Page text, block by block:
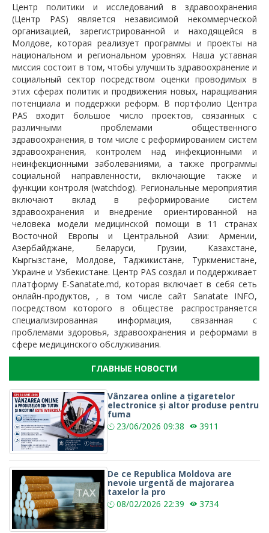
Центр политики и исследований в здравоохранения
(Центр PAS) является независимой некоммерческой
организацией, зарегистрированной и находящейся в
Молдове, которая реализует программы и проекты на
национальном и региональном уровнях. Наша уставная
миссия состоит в том, чтобы улучшить здравоохранение и
социальный сектор посредством оценки проводимых в
этих сферах политик и продвижения новых, наращивания
потенциала и поддержки реформ. В портфолио Центра
PAS входит большое число проектов, связанных с
различными проблемами общественного
здравоохранения, в том числе с реформированием систем
здравоохранения, контролем над инфекционными и
неинфекционными заболеваниями, а также программы
социальной направленности, включающие также и
функции контроля (watchdog). Региональные мероприятия
включают вклад в реформирование систем
здравоохранения и внедрение ориентированной на
человека модели медицинской помощи в 11 странах
Восточной Европы и Центральной Азии: Армении,
Азербайджане, Беларуси, Грузии, Казахстане,
Кыргызстане, Молдове, Таджикистане, Туркменистане,
Украине и Узбекистане. Центр PAS создал и поддерживает
платформу E-Sanatate.md, которая включает в себя сеть
онлайн-продуктов, , в том числе сайт Sanatate INFO,
посредством которого в обществе распространяется
специализированная информация, связанная с
проблемами здоровья, здравоохранения и реформами в
сфере медицинского обслуживания.
ГЛАВНЫЕ НОВОСТИ
Vânzarea online a țigaretelor
electronice și altor produse pentru
fuma
23/06/2026 09:38 3911
De ce Republica Moldova are
nevoie urgentă de majorarea
taxelor la pro
08/02/2026 22:39 3734